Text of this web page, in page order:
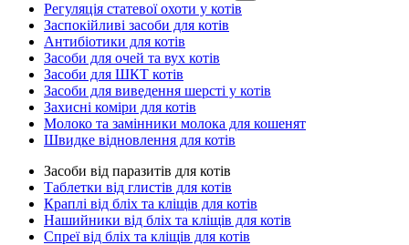
Регуляція статевої охоти у котів
Заспокійливі засоби для котів
Антибіотики для котів
Засоби для очей та вух котів
Засоби для ШКТ котів
Засоби для виведення шерсті у котів
Захисні коміри для котів
Молоко та замінники молока для кошенят
Швидке відновлення для котів
Засоби від паразитів для котів
Таблетки від глистів для котів
Краплі від бліх та кліщів для котів
Нашийники від бліх та кліщів для котів
Спреї від бліх та кліщів для котів